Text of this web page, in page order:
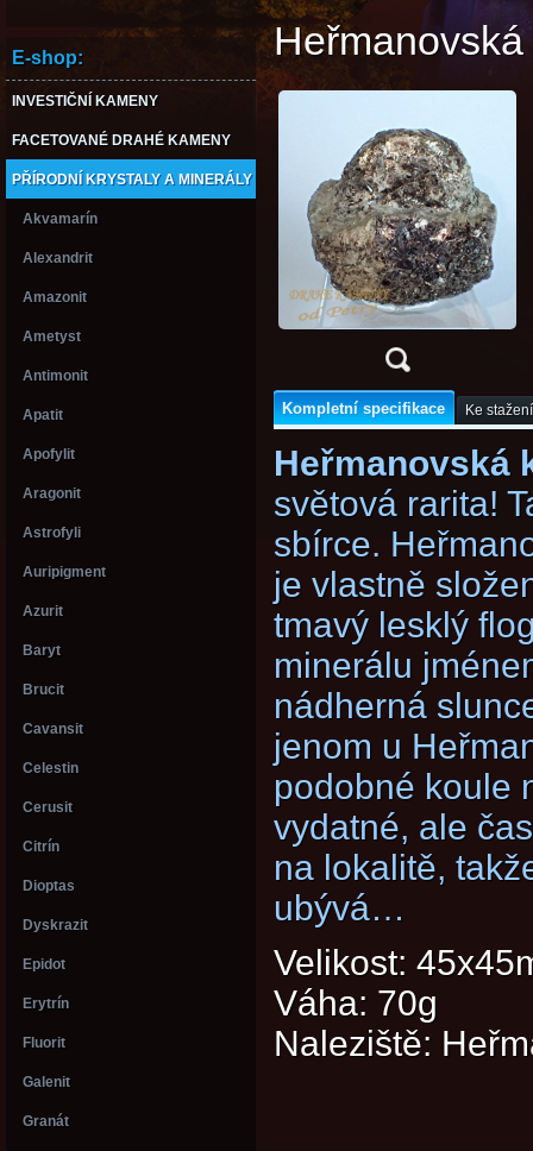
E-shop:
INVESTIČNÍ KAMENY
FACETOVANÉ DRAHÉ KAMENY
PŘÍRODNÍ KRYSTALY A MINERÁLY
Akvamarín
Alexandrit
Amazonit
Ametyst
Antimonit
Apatit
Apofylit
Aragonit
Astrofyli
Auripigment
Azurit
Baryt
Brucit
Cavansit
Celestin
Cerusit
Citrín
Dioptas
Dyskrazit
Epidot
Erytrín
Fluorit
Galenit
Granát
Kompletní specifikace Ke stažení
Heřmanovská
světová rarita!
sbírce.
je vlastně
tmavý lesklý
minerálu
nádherná
jenom u
podobné koule
vydatné, ale
na lokalitě,
ubývá…
Velikost:
Váha: 70g
Naleziště: